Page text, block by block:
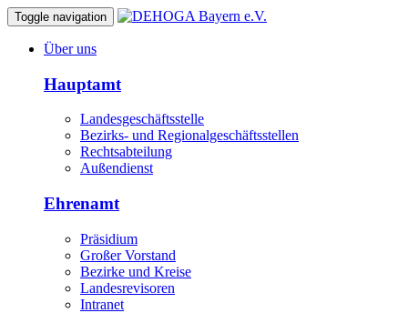
Toggle navigation
Über uns
Hauptamt
Landesgeschäftsstelle
Bezirks- und Regionalgeschäftsstellen
Rechtsabteilung
Außendienst
Ehrenamt
Präsidium
Großer Vorstand
Bezirke und Kreise
Landesrevisoren
Intranet